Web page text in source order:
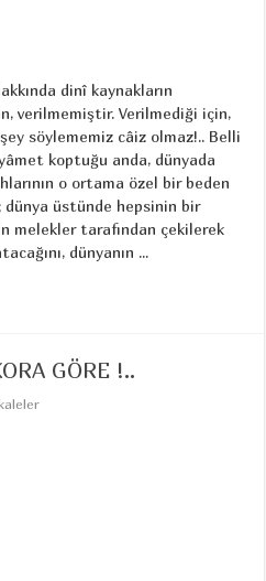
dinî kaynakların
verilmemiştir. Verilmediği için,
söylememiz câiz olmaz!.. Belli
koptuğu anda, dünyada
o ortama özel bir beden
dünya üstünde hepsinin bir
melekler tarafından çekilerek
dünyanın ...
GÖRE !..